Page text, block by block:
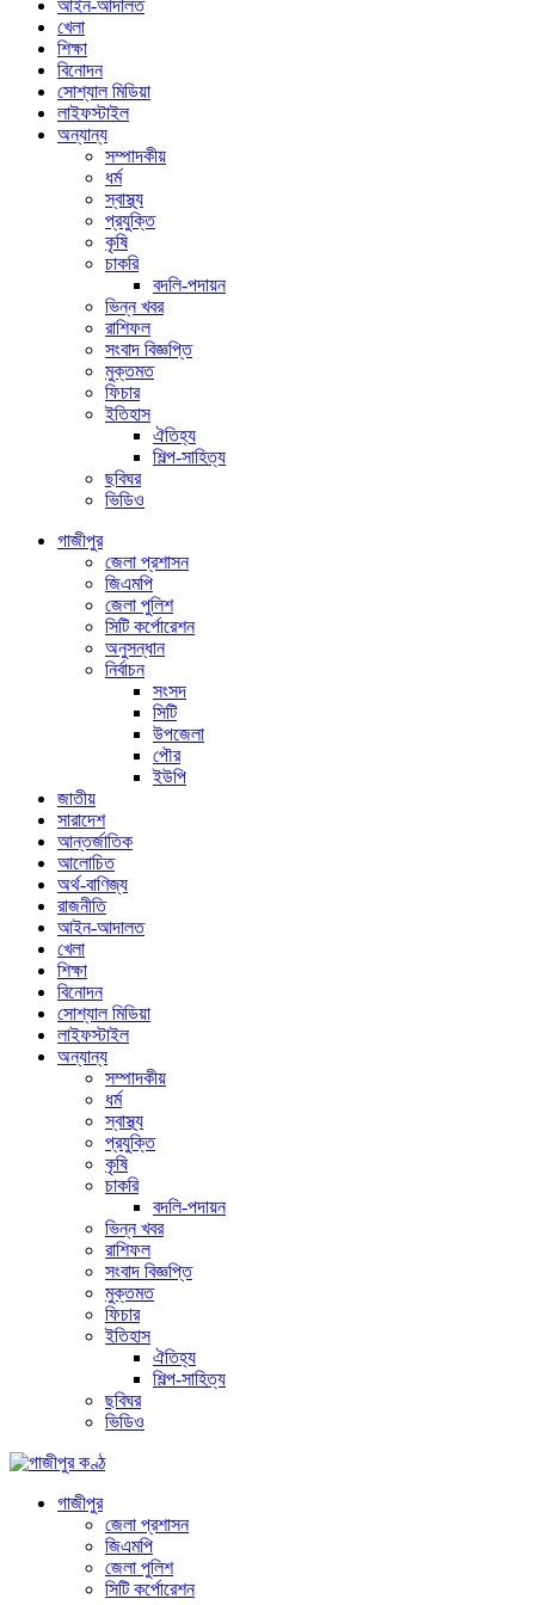
আইন-আদালত
খেলা
শিক্ষা
বিনোদন
সোশ্যাল মিডিয়া
লাইফস্টাইল
অন্যান্য
সম্পাদকীয়
ধর্ম
স্বাস্থ্য
প্রযুক্তি
কৃষি
চাকরি
বদলি-পদায়ন
ভিন্ন খবর
রাশিফল
সংবাদ বিজ্ঞপ্তি
মুক্তমত
ফিচার
ইতিহাস
ঐতিহ্য
শিল্প-সাহিত্য
ছবিঘর
ভিডিও
গাজীপুর
জেলা প্রশাসন
জিএমপি
জেলা পুলিশ
সিটি কর্পোরেশন
অনুসন্ধান
নির্বাচন
সংসদ
সিটি
উপজেলা
পৌর
ইউপি
জাতীয়
সারাদেশ
আন্তর্জাতিক
আলোচিত
অর্থ-বাণিজ্য
রাজনীতি
আইন-আদালত
খেলা
শিক্ষা
বিনোদন
সোশ্যাল মিডিয়া
লাইফস্টাইল
অন্যান্য
সম্পাদকীয়
ধর্ম
স্বাস্থ্য
প্রযুক্তি
কৃষি
চাকরি
বদলি-পদায়ন
ভিন্ন খবর
রাশিফল
সংবাদ বিজ্ঞপ্তি
মুক্তমত
ফিচার
ইতিহাস
ঐতিহ্য
শিল্প-সাহিত্য
ছবিঘর
ভিডিও
গাজীপুর
জেলা প্রশাসন
জিএমপি
জেলা পুলিশ
সিটি কর্পোরেশন